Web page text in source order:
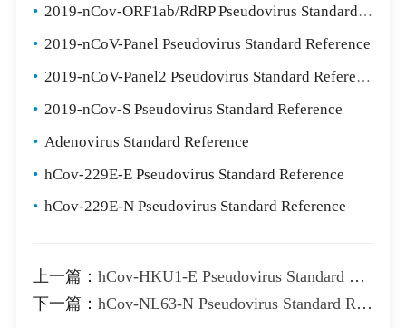
• 2019-nCov-ORF1ab/RdRP Pseudovirus Standard Reference
• 2019-nCoV-Panel Pseudovirus Standard Reference
• 2019-nCoV-Panel2 Pseudovirus Standard Reference
• 2019-nCov-S Pseudovirus Standard Reference
• Adenovirus Standard Reference
• hCov-229E-E Pseudovirus Standard Reference
• hCov-229E-N Pseudovirus Standard Reference
上一篇： hCov-HKU1-E Pseudovirus Standard Reference
下一篇： hCov-NL63-N Pseudovirus Standard Reference